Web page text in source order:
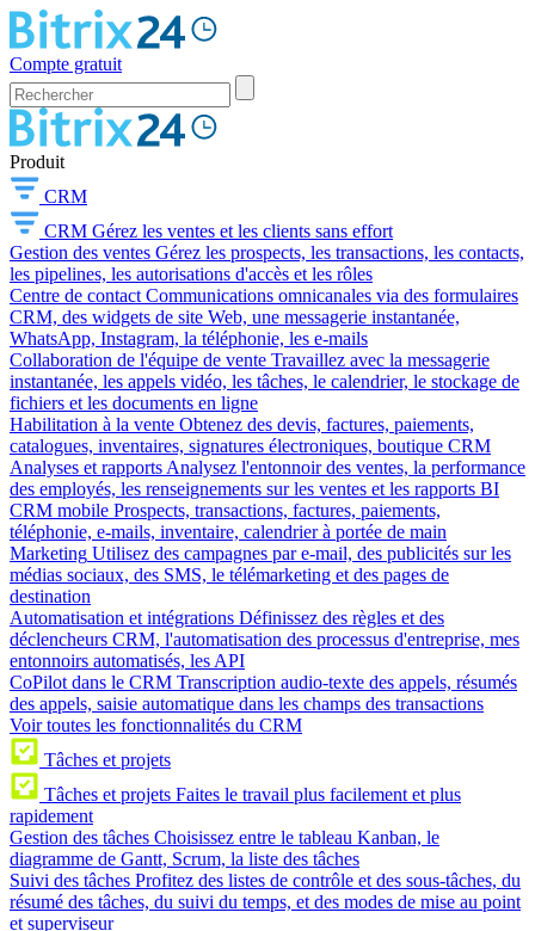
Compte gratuit
Produit
CRM
CRM Gérez les ventes et les clients sans effort
Gestion des ventes Gérez les prospects, les transactions, les contacts,
les pipelines, les autorisations d'accès et les rôles
Centre de contact Communications omnicanales via des formulaires
CRM, des widgets de site Web, une messagerie instantanée,
WhatsApp, Instagram, la téléphonie, les e-mails
Collaboration de l'équipe de vente Travaillez avec la messagerie
instantanée, les appels vidéo, les tâches, le calendrier, le stockage de
fichiers et les documents en ligne
Habilitation à la vente Obtenez des devis, factures, paiements,
catalogues, inventaires, signatures électroniques, boutique CRM
Analyses et rapports Analysez l'entonnoir des ventes, la performance
des employés, les renseignements sur les ventes et les rapports BI
CRM mobile Prospects, transactions, factures, paiements,
téléphonie, e-mails, inventaire, calendrier à portée de main
Marketing Utilisez des campagnes par e-mail, des publicités sur les
médias sociaux, des SMS, le télémarketing et des pages de
destination
Automatisation et intégrations Définissez des règles et des
déclencheurs CRM, l'automatisation des processus d'entreprise, mes
entonnoirs automatisés, les API
CoPilot dans le CRM Transcription audio-texte des appels, résumés
des appels, saisie automatique dans les champs des transactions
Voir toutes les fonctionnalités du CRM
Tâches et projets
Tâches et projets Faites le travail plus facilement et plus
rapidement
Gestion des tâches Choisissez entre le tableau Kanban, le
diagramme de Gantt, Scrum, la liste des tâches
Suivi des tâches Profitez des listes de contrôle et des sous-tâches, du
résumé des tâches, du suivi du temps, et des modes de mise au point
et superviseur